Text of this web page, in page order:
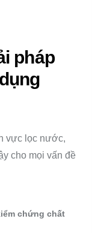
pháp
vực lọc nước,
cho mọi vấn đề
chứng chất